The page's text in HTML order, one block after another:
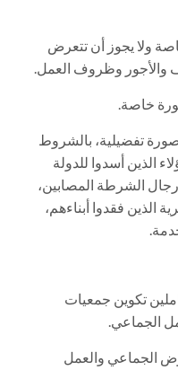
ولا يجوز أن تتعرض
والأجور وظروف العمل.
خاصة.
تفضيلية، بالشروط
الذين أسدوا للدولة
الشرطة المصابين،
الذين فقدوا أبناءهم،
تكوين جمعيات
الجماعي.
الجماعي والعمل